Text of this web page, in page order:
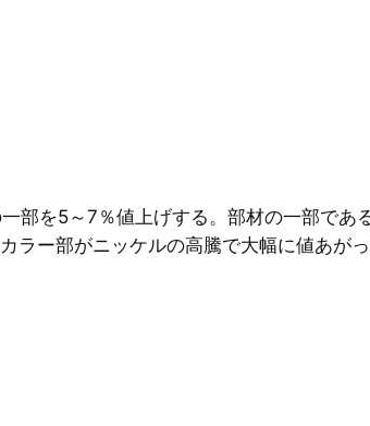
部を5～7％値上げする。部材の一部であ
ー部がニッケルの高騰で大幅に値あがっ